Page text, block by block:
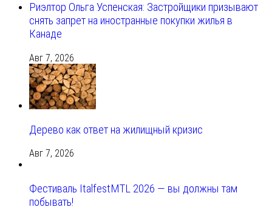
Риэлтор Ольга Успенская: Застройщики призывают
снять запрет на иностранные покупки жилья в
Канаде
Авг 7, 2026
Дерево как ответ на жилищный кризис
Авг 7, 2026
Фестиваль ItalfestMTL 2026 — вы должны там
побывать!